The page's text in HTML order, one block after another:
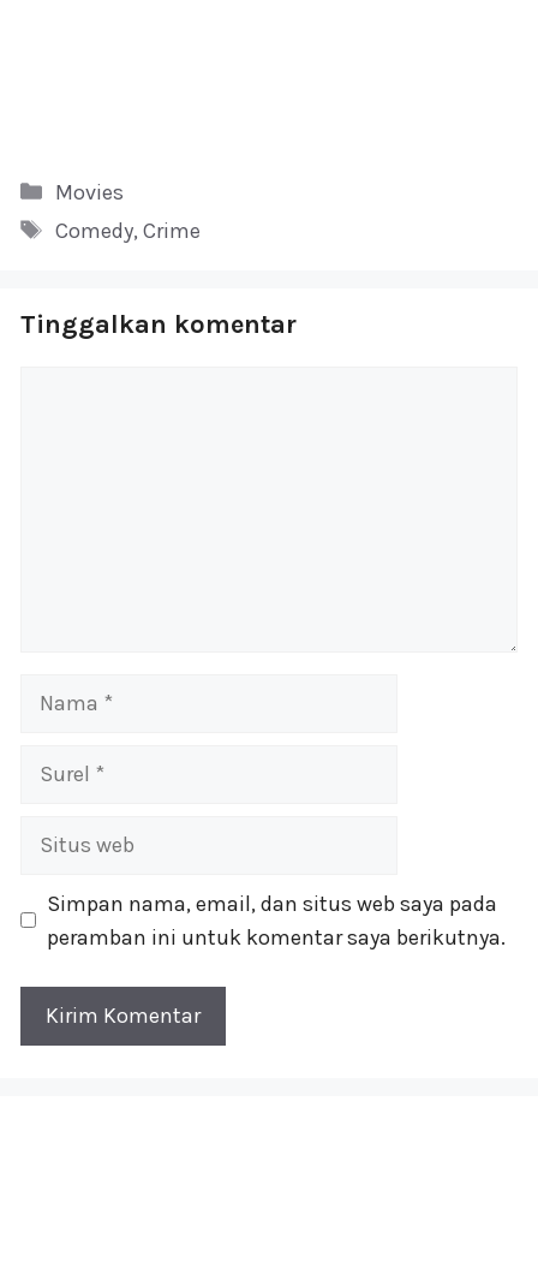
Kategori
Movies
Tag
Comedy, Crime
Tinggalkan komentar
Nama
Surel
Situs
Simpan nama, email, dan situs web saya pada
peramban ini untuk komentar saya berikutnya.